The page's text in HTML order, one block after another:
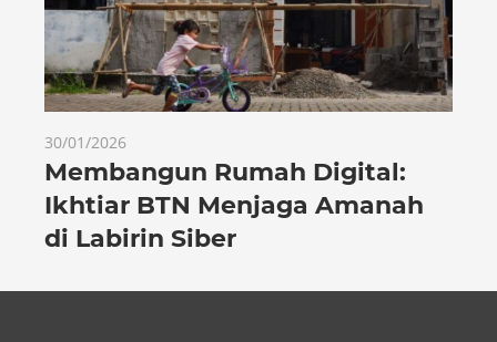
30/01/2026
Membangun Rumah Digital:
Ikhtiar BTN Menjaga Amanah
di Labirin Siber